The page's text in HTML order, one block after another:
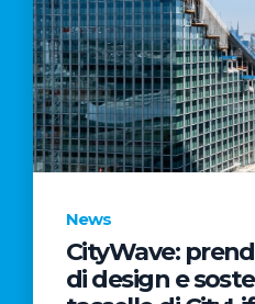
News
CityWave:
di design e